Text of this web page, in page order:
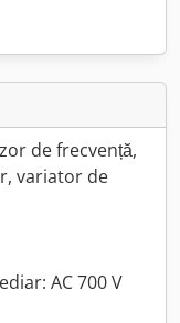
de frecvență,
variator de
AC 700 V